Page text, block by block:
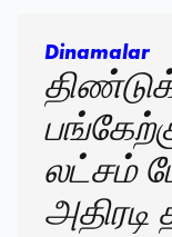
Dinamalar
லட்சம்
அதிரடி